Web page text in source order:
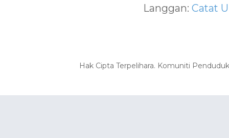
Langgan: Catat
Hak Cipta Terpelihara. Komuniti